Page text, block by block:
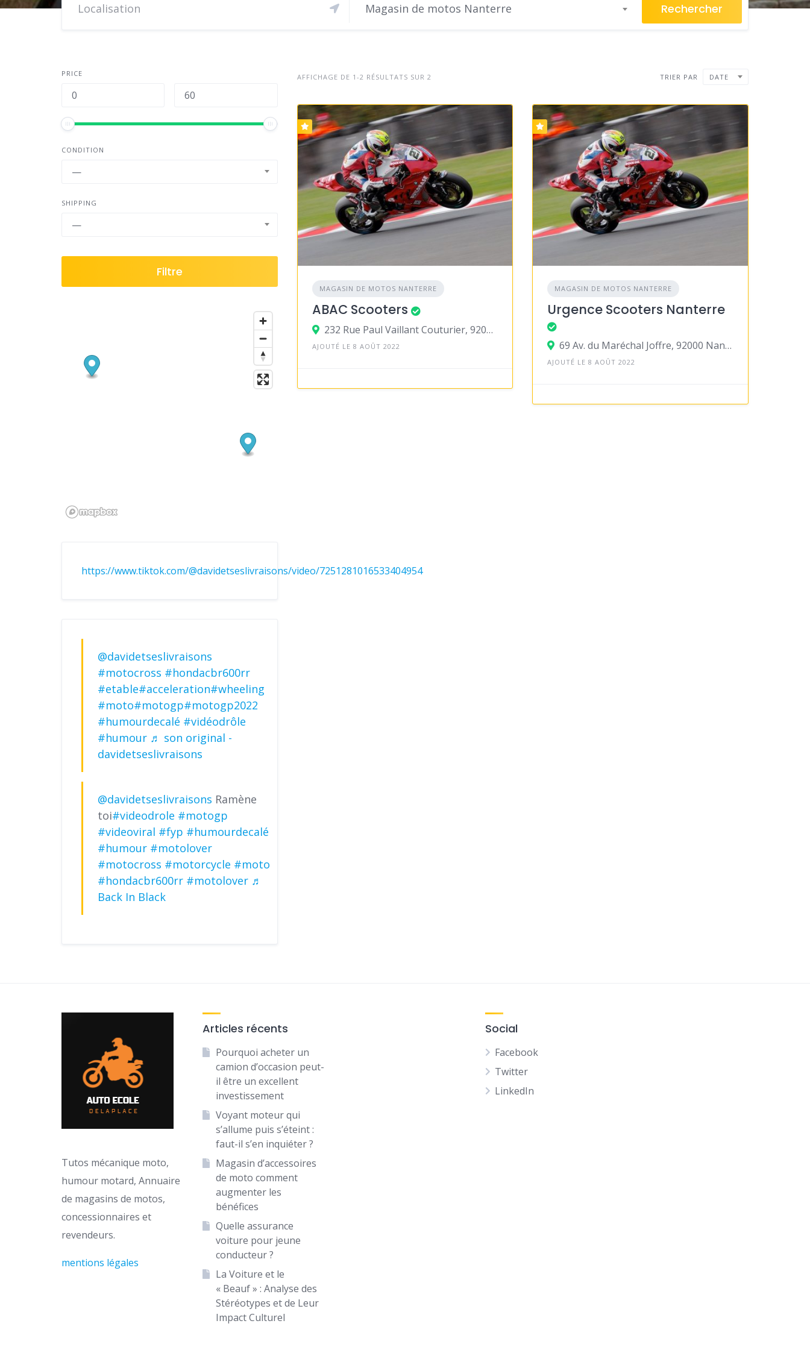
Magasin de motos Nanterre Rechercher
PRICE
CONDITION
—
SHIPPING
—
Filtre
https://www.tiktok.com/@davidetseslivraisons/video/7251281016533404954
@davidetseslivraisons
#motocross #hondacbr600rr
#etable#acceleration#wheeling
#moto#motogp#motogp2022
#humourdecalé #vidéodrôle
#humour ♬ son original -
davidetseslivraisons
@davidetseslivraisons Ramène
toi#videodrole #motogp
#videoviral #fyp #humourdecalé
#humour #motolover
#motocross #motorcycle #moto
#hondacbr600rr #motolover ♬
Back In Black
AFFICHAGE DE 1-2 RÉSULTATS SUR 2 TRIER PAR DATE
MAGASIN DE MOTOS NANTERRE
ABAC Scooters
232 Rue Paul Vaillant Couturier, 92000 Nanterre
AJOUTÉ LE 8 AOÛT 2022
MAGASIN DE MOTOS NANTERRE
Urgence Scooters Nanterre
69 Av. du Maréchal Joffre, 92000 Nanterre
AJOUTÉ LE 8 AOÛT 2022
Tutos mécanique moto,
humour motard, Annuaire
de magasins de motos,
concessionnaires et
revendeurs.
mentions légales
Articles récents
Pourquoi acheter un
camion d’occasion peut-
il être un excellent
investissement
Voyant moteur qui
s’allume puis s’éteint :
faut-il s’en inquiéter ?
Magasin d’accessoires
de moto comment
augmenter les
bénéfices
Quelle assurance
voiture pour jeune
conducteur ?
La Voiture et le
« Beauf » : Analyse des
Stéréotypes et de Leur
Impact Culturel
Social
Facebook
Twitter
LinkedIn